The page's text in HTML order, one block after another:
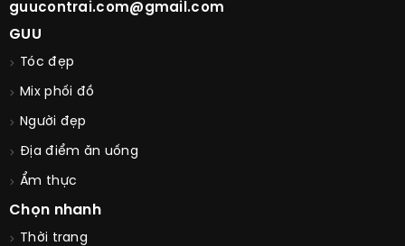
guucontrai.com@gmail.com
GUU
Tóc đẹp
Mix phối đồ
Người đẹp
Địa điểm ăn uống
Ẩm thực
Chọn nhanh
Thời trang